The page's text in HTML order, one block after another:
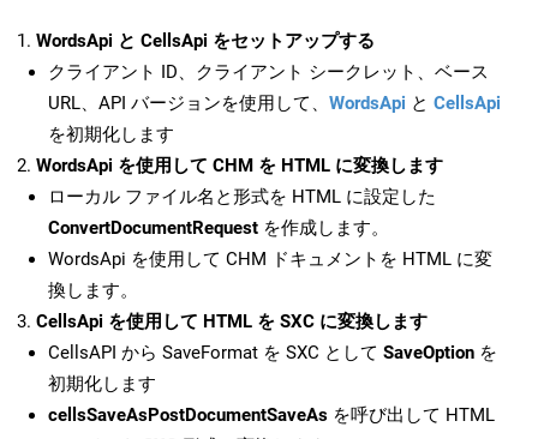
WordsApi と CellsApi をセットアップする
クライアント ID、クライアント シークレット、ベース
URL、API バージョンを使用して、 WordsApi と CellsApi
を初期化します
WordsApi を使用して CHM を HTML に変換します
ローカル ファイル名と形式を HTML に設定した
ConvertDocumentRequest を作成します。
WordsApi を使用して CHM ドキュメントを HTML に変
換します。
CellsApi を使用して HTML を SXC に変換します
CellsAPI から SaveFormat を SXC として SaveOption を
初期化します
cellsSaveAsPostDocumentSaveAs を呼び出して HTML